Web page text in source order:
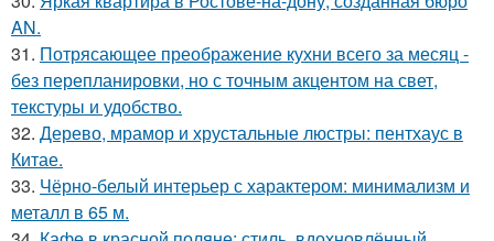
AN.
31. Потрясающее преображение кухни всего за месяц -
без перепланировки, но с точным акцентом на свет,
текстуры и удобство.
32. Дерево, мрамор и хрустальные люстры: пентхаус в
Китае.
33. Чёрно-белый интерьер с характером: минимализм и
металл в 65 м.